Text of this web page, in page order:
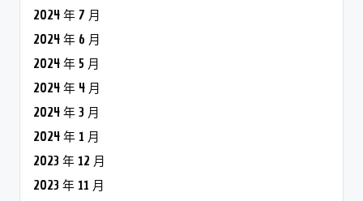
2024 年 7 月
2024 年 6 月
2024 年 5 月
2024 年 4 月
2024 年 3 月
2024 年 1 月
2023 年 12 月
2023 年 11 月